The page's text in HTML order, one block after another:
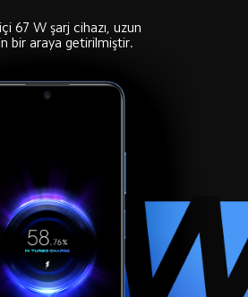
67 W şarj cihazı, uzun
bir araya getirilmiştir.